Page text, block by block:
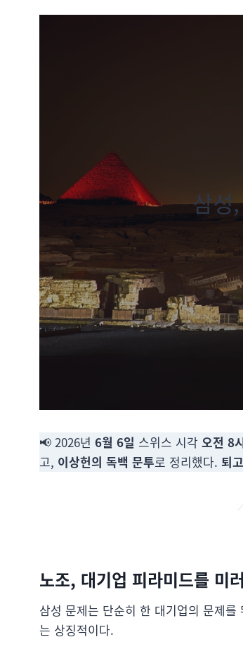
삼성
📢 2026년 6월 6일 스위스 시각 오전 8
고, 이상헌의 독백 문투로 정리했다. 퇴
노조, 대기업 피라미드를 미
삼성 문제는 단순히 한 대기업의 문제
는 상징적이다.